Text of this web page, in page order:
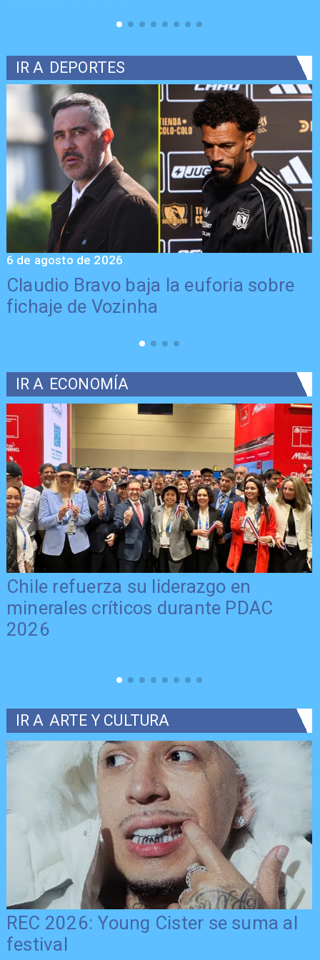
IR A DEPORTES
Claudio Bravo baja la euforia sobre
fichaje de Vozinha
6 de agosto de 2026
IR A ECONOMÍA
Chile refuerza su liderazgo en
minerales críticos durante PDAC
2026
IR A ARTE Y CULTURA
REC 2026: Young Cister se suma al
festival